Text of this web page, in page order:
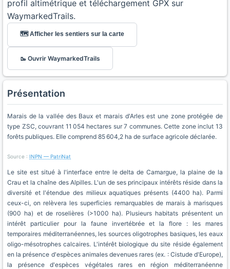
profil altimétrique et téléchargement GPX sur
WaymarkedTrails.
🗺️ Afficher les sentiers sur la carte
🥾 Ouvrir WaymarkedTrails
Présentation
Marais de la vallée des Baux et marais d'Arles est une zone protégée de
type ZSC, couvrant 11 054 hectares sur 7 communes. Cette zone inclut 13
forêts publiques. Elle comprend 85 604,2 ha de surface agricole déclarée.
Source : INPN — PatriNat
Le site est situé à l'interface entre le delta de Camargue, la plaine de la
Crau et la chaîne des Alpilles. L'un de ses principaux intérêts réside dans la
diversité et l'étendue des milieux aquatiques présents (4400 ha). Parmi
ceux-ci, on relèvera les superficies remarquables de marais à marisques
(900 ha) et de roselières (>1000 ha). Plusieurs habitats présentent un
intérêt particulier pour la faune invertébrée et la flore : les mares
temporaires méditerranéennes, les sources oligotrophes basiques, les eaux
oligo-mésotrophes calcaires. L'intérêt biologique du site réside également
en la présence d'espèces animales devenues rares (ex. : Cistude d'Europe),
la présence d'espèces végétales rares en région méditerranéenne